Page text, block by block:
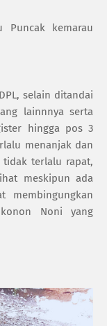
Puncak kemarau
selain ditandai
lainnnya serta
hingga pos 3
menanjak dan
terlalu rapat,
meskipun ada
membingungkan
Noni yang